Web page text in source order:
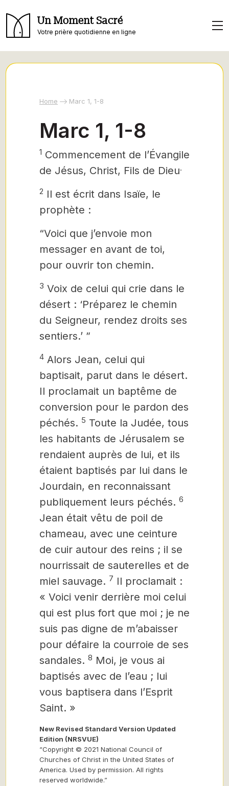
Un Moment Sacré
Votre prière quotidienne en ligne
Home Marc 1, 1-8
Marc 1, 1-8
1 Commencement de l’Évangile
de Jésus, Christ, Fils de Dieu.
2 Il est écrit dans Isaïe, le
prophète :
“Voici que j’envoie mon
messager en avant de toi,
pour ouvrir ton chemin.
3 Voix de celui qui crie dans le
désert : ‘Préparez le chemin
du Seigneur, rendez droits ses
sentiers.’ ”
4 Alors Jean, celui qui
baptisait, parut dans le désert.
Il proclamait un baptême de
conversion pour le pardon des
péchés. 5 Toute la Judée, tous
les habitants de Jérusalem se
rendaient auprès de lui, et ils
étaient baptisés par lui dans le
Jourdain, en reconnaissant
publiquement leurs péchés. 6
Jean était vêtu de poil de
chameau, avec une ceinture
de cuir autour des reins ; il se
nourrissait de sauterelles et de
miel sauvage. 7 Il proclamait :
« Voici venir derrière moi celui
qui est plus fort que moi ; je ne
suis pas digne de m’abaisser
pour défaire la courroie de ses
sandales. 8 Moi, je vous ai
baptisés avec de l’eau ; lui
vous baptisera dans l’Esprit
Saint. »
New Revised Standard Version Updated
Edition (NRSVUE)
“Copyright © 2021 National Council of
Churches of Christ in the United States of
America. Used by permission. All rights
reserved worldwide.”